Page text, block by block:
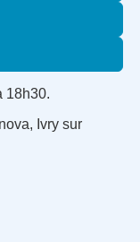
18h30.
Ivry sur